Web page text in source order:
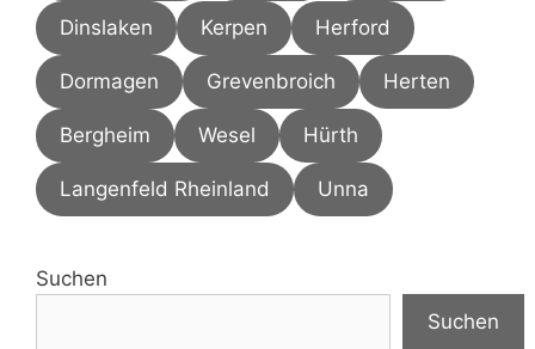
Dinslaken Kerpen Herford
Dormagen Grevenbroich Herten
Bergheim Wesel Hürth
Langenfeld Rheinland Unna
Suchen
Suchen